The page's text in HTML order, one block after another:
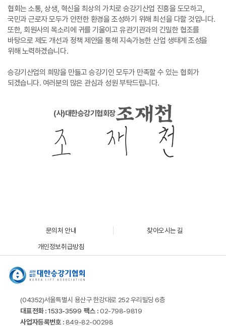
협회는 소통, 상생, 혁신을 최상의 가치로 승강기산업 진흥을 도모하고,
국민과 근로자 모두가안전한 환경을 조성하기 위해 최선을 다할 것입니다.
또한, 회원사의 목소리에 귀를 기울이고 유관기관과의 긴밀한 협조를
바탕으로 제도 개선과 정책 제안을 통해 지속가능한 산업 생태계 조성을
위해 노력하겠습니다.
승강기산업의 희망을 만들고 승강기인 모두가 만족할 수 있는 협회가
되겠습니다. 여러분의 많은 관심과 성원 부탁드립니다.
(사)대한승강기협회장
문의처 안내
찾아오시는 길
개인정보취급방침
(04352)서울특별시 용산구 한강대로 252 우리빌딩 6층
대표전화 : 1533-3599 팩스 :02-798-9819
사업자등록번호 : 849-82-00298